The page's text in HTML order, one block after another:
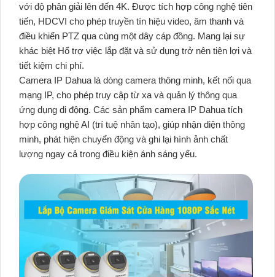
với độ phân giải lên đến 4K. Được tích hợp công nghệ tiên
tiến, HDCVI cho phép truyền tín hiệu video, âm thanh và
điều khiển PTZ qua cùng một dây cáp đồng. Mang lại sự
khác biệt Hổ trợ việc lắp đặt và sử dụng trở nên tiện lợi và
tiết kiệm chi phí.
Camera IP Dahua là dòng camera thông minh, kết nối qua
mạng IP, cho phép truy cập từ xa và quản lý thông qua
ứng dụng di động. Các sản phẩm camera IP Dahua tích
hợp công nghệ AI (trí tuệ nhân tạo), giúp nhận diện thông
minh, phát hiện chuyển động và ghi lại hình ảnh chất
lượng ngay cả trong điều kiện ánh sáng yếu.